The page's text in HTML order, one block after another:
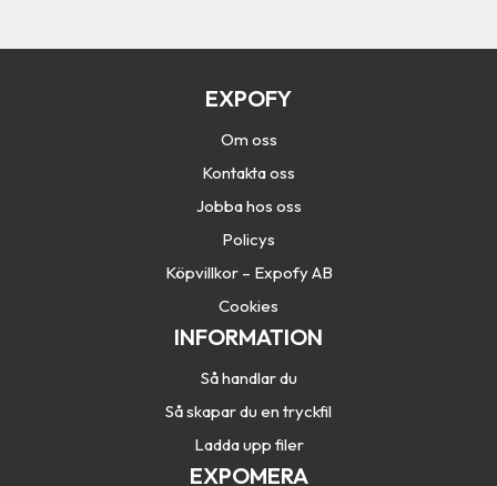
EXPOFY
Om oss
Kontakta oss
Jobba hos oss
Policys
Köpvillkor – Expofy AB
Cookies
INFORMATION
Så handlar du
Så skapar du en tryckfil
Ladda upp filer
EXPOMERA